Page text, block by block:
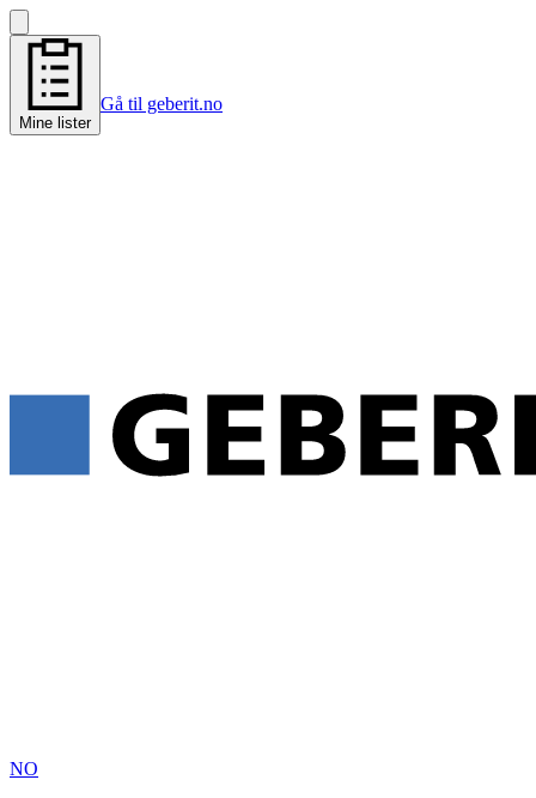
Mine lister
Gå til geberit.no
NO